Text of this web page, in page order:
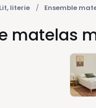
vus
Lit, literie Ensemble
matelas